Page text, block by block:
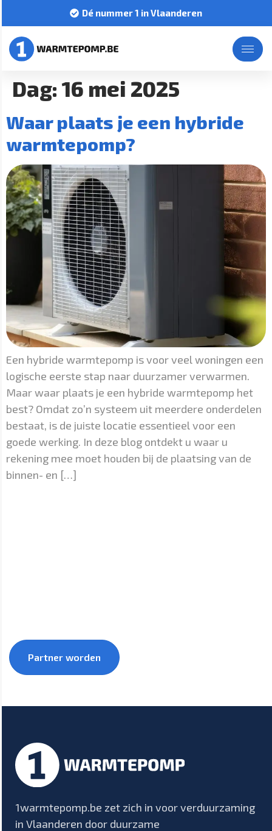
Dé nummer 1 in Vlaanderen
Dag: 16 mei 2025
Waar plaats je een hybride
warmtepomp?
Een hybride warmtepomp is voor veel woningen een
logische eerste stap naar duurzamer verwarmen.
Maar waar plaats je een hybride warmtepomp het
best? Omdat zo’n systeem uit meerdere onderdelen
bestaat, is de juiste locatie essentieel voor een
goede werking. In deze blog ontdekt u waar u
rekening mee moet houden bij de plaatsing van de
binnen- en […]
Partner worden
1warmtepomp.be zet zich in voor verduurzaming
in Vlaanderen door duurzame